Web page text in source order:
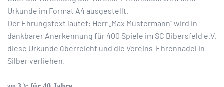
Urkunde im Format A4 ausgestellt.
Der Ehrungstext lautet: Herr „Max Mustermann“ wird in
dankbarer Anerkennung für 400 Spiele im SC Bibersfeld e.V.
diese Urkunde überreicht und die Vereins-Ehrennadel in
Silber verliehen.